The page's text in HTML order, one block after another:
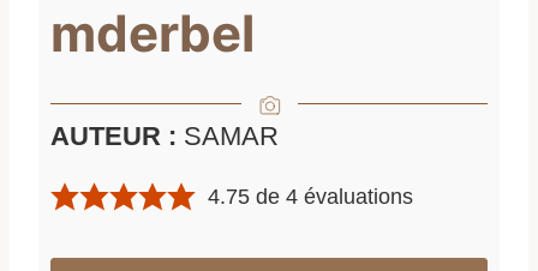
mderbel
AUTEUR : SAMAR
4.75 de4 évaluations